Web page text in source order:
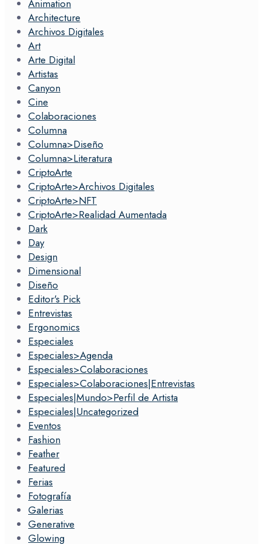
Animation
Architecture
Archivos Digitales
Art
Arte Digital
Artistas
Canyon
Cine
Colaboraciones
Columna
Columna>Diseño
Columna>Literatura
CriptoArte
CriptoArte>Archivos Digitales
CriptoArte>NFT
CriptoArte>Realidad Aumentada
Dark
Day
Design
Dimensional
Diseño
Editor's Pick
Entrevistas
Ergonomics
Especiales
Especiales>Agenda
Especiales>Colaboraciones
Especiales>Colaboraciones|Entrevistas
Especiales|Mundo>Perfil de Artista
Especiales|Uncategorized
Eventos
Fashion
Feather
Featured
Ferias
Fotografía
Galerias
Generative
Glowing